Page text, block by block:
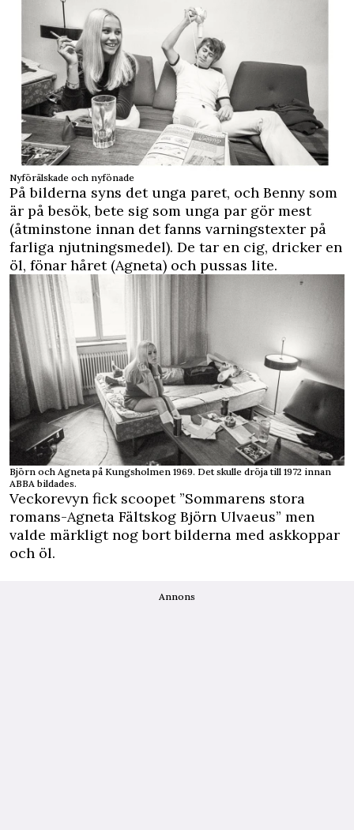
Nyförälskade och nyfönade
På bilderna syns det unga paret, och Benny som
är på besök, bete sig som unga par gör mest
(åtminstone innan det fanns varningstexter på
farliga njutningsmedel). De tar en cig, dricker en
öl, fönar håret (Agneta) och pussas lite.
Björn och Agneta på Kungsholmen 1969. Det skulle dröja till 1972 innan
ABBA bildades.
Veckorevyn fick scoopet ”Sommarens stora
romans-Agneta Fältskog Björn Ulvaeus” men
valde märkligt nog bort bilderna med askkoppar
och öl.
Annons